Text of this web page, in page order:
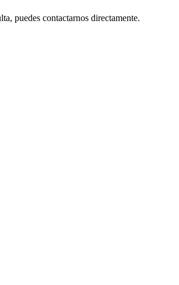
puedes contactarnos directamente.